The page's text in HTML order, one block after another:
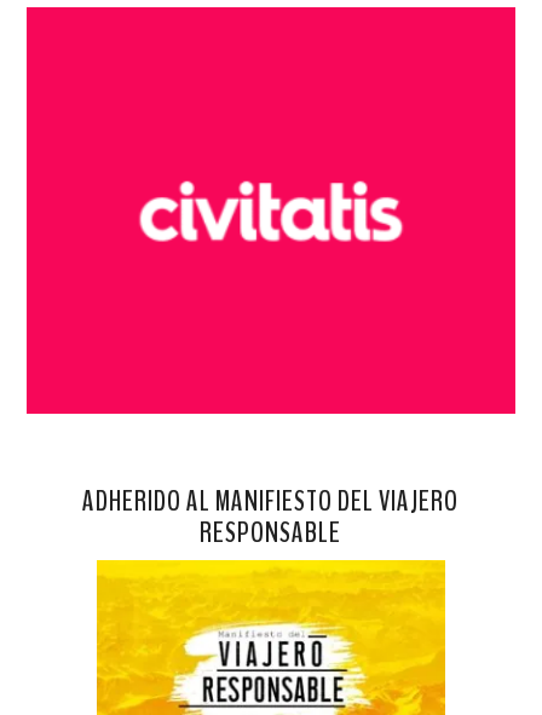
ADHERIDO AL MANIFIESTO DEL VIAJERO
RESPONSABLE